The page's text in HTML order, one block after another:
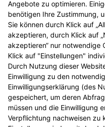
online.de.
Wir nehmen nicht an
Zuständig ist die
Zentrums für
77694 Kehl am Rhein (
schlichter.de).
Angebote zu optimieren.
benötigen Ihre Zustimmung,
Sie können durch Klick auf
akzeptieren, durch Klick auf
akzeptieren“ nur notwendige
Klick auf "Einstellungen"
Durch Nutzung dieser
Einwilligung zu den
Einwilligungserklärung (des
gespeichert, um deren
müssen und die Einwilligung
Verpflichtung nachweisen zu